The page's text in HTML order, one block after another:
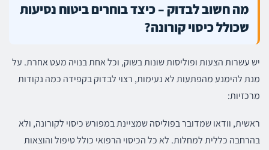
מה חשוב לבדוק – כיצד בוחרים ביטוח נסיעות
שכולל כיסוי קורונה?
יש עשרות הצעות ופוליסות שונות בשוק, וכל אחת בנויה מעט אחרת. על
מנת להימנע מהפתעות לא נעימות, רצוי לבדוק בקפידה כמה נקודות
מרכזיות:
ראשית, וודאו שמדובר בפוליסה שמציינת במפורש כיסוי לקורונה, ולא
בהרחבה כללית למחלות. לא כל הכיסוי הרפואי כולל טיפול והוצאות